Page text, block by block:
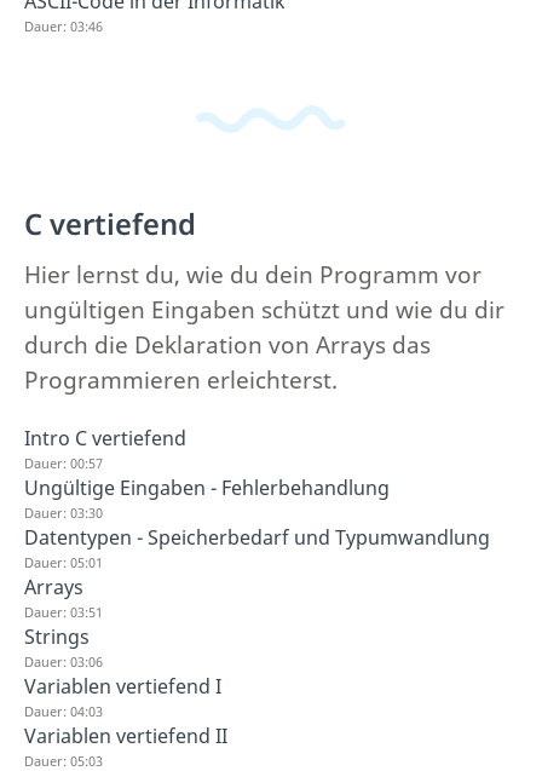
Dauer: 03:46
C vertiefend
Hier lernst du, wie du dein Programm vor
ungültigen Eingaben schützt und wie du dir
durch die Deklaration von Arrays das
Programmieren erleichterst.
Intro C vertiefend
Dauer: 00:57
Ungültige Eingaben - Fehlerbehandlung
Dauer: 03:30
Datentypen - Speicherbedarf und Typumwandlung
Dauer: 05:01
Arrays
Dauer: 03:51
Strings
Dauer: 03:06
Variablen vertiefend I
Dauer: 04:03
Variablen vertiefend II
Dauer: 05:03